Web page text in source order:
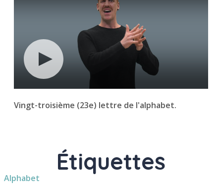
Vingt-troisième (23e) lettre de l'alphabet.
Étiquettes
Alphabet